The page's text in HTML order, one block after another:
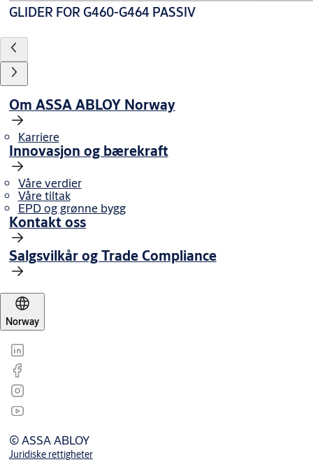
GLIDER FOR G460-G464 PASSIV
Om ASSA ABLOY Norway
Karriere
Innovasjon og bærekraft
Våre verdier
Våre tiltak
EPD og grønne bygg
Kontakt oss
Salgsvilkår og Trade Compliance
Norway
© ASSA ABLOY
Juridiske rettigheter